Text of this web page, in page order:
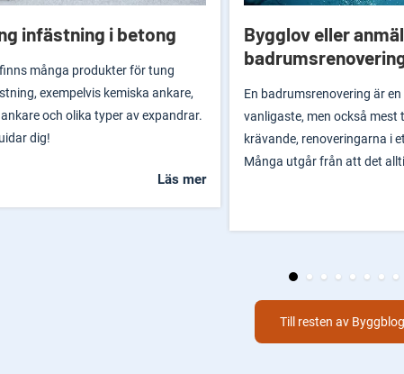
infästning i betong
många produkter för tung
exempelvis kemiska ankare,
och olika typer av expandrar.
dig!
Läs mer
Bygglov eller
En badrumsrenovering är en
vanligaste, men också mest
krävande, renoveringarna i
Många utgår från att det
Till resten av